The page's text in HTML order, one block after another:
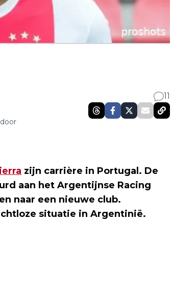
11
zijn carrière in Portugal. De
aan het Argentijnse Racing
naar een nieuwe club.
situatie in Argentinië.